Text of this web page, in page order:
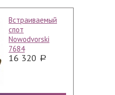
Встраиваемый
спот
Nowodvorski
7684
16 320